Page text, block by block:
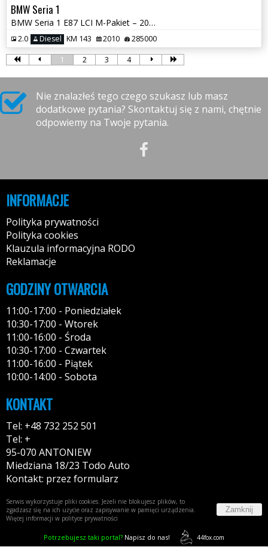
BMW Seria 1
BMW Seria 1 E87 LCI M-Pakiet – 2010/2011 – 2.0 Diesel 143KM
2.0 Diesel KM 143 2010 285000
1 2 3 4
Nie znalazłeś tego czego szukasz lub masz
dodatkowe pytania? Skontaktuj się z nami, chętnie
odpowiemy na Twoje pytania.
INFORMACJE
Polityka prywatności
Polityka cookies
Klauzula informacyjna RODO
Reklamacje
GODZINY OTWARCIA
11:00-17:00 - Poniedziałek
10:30-17:00 - Wtorek
11:00-16:00 - Środa
10:30-17:00 - Czwartek
11:00-16:00 - Piątek
10:00-14:00 - Sobota
KONTAKT
Tel: +48 732 252 501
Tel: +
95-070 ANTONIEW
Miedziana 18/23 Todo Auto
Kontakt: przez formularz
Serwis wykorzystuje pliki cookies. Jeżeli nie blokujesz plików, to
zgadzasz się na ich użycie oraz zapisywanie w pamięci urządzenia.
Więcej informacji w polityce prywatności
Zamknij
Potrzebujesz taki portal? Napisz do nas! 44fox.com